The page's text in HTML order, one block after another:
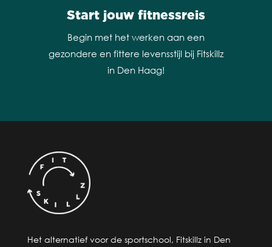
Start jouw fitnessreis
Begin met het werken aan een
gezondere en fittere levensstijl bij Fitskillz
in Den Haag!
Het alternatief voor de sportschool, Fitskillz in Den